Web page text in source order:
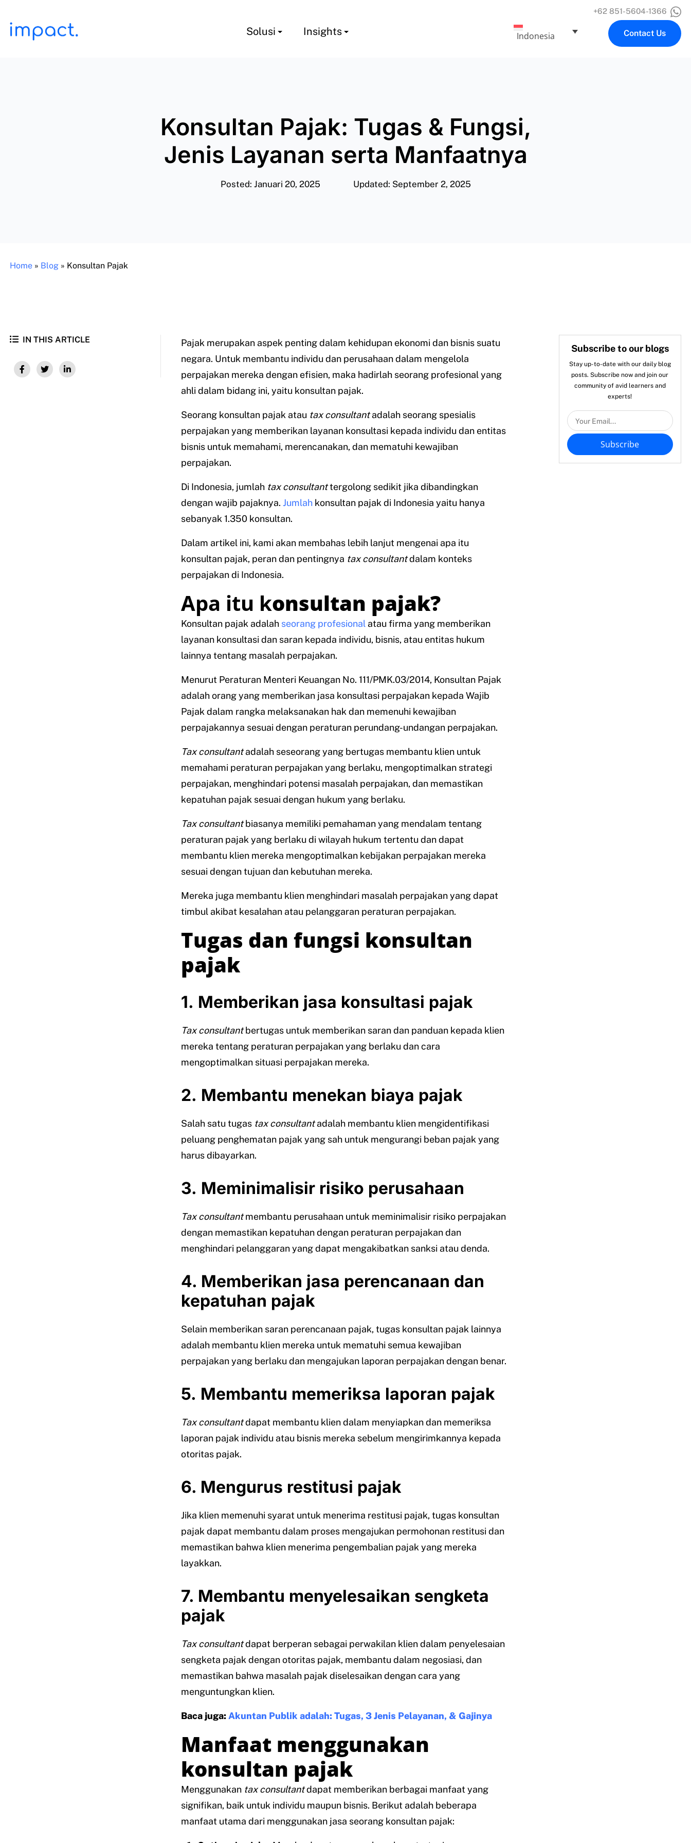
Solusi Insights Indonesia
+62 851-5604-1366
Contact Us
Konsultan Pajak: Tugas & Fungsi,
Jenis Layanan serta Manfaatnya
Posted: Januari 20, 2025 Updated: September 2, 2025
Home » Blog » Konsultan Pajak
IN THIS ARTICLE
Pajak merupakan aspek penting dalam kehidupan ekonomi dan bisnis suatu
negara. Untuk membantu individu dan perusahaan dalam mengelola
perpajakan mereka dengan efisien, maka hadirlah seorang profesional yang
ahli dalam bidang ini, yaitu konsultan pajak.
Seorang konsultan pajak atau tax consultantadalah seorang spesialis
perpajakan yang memberikan layanan konsultasi kepada individu dan entitas
bisnis untuk memahami, merencanakan, dan mematuhi kewajiban
perpajakan.
Di Indonesia, jumlah tax consultanttergolong sedikit jika dibandingkan
dengan wajib pajaknya. Jumlahkonsultan pajak di Indonesia yaitu hanya
sebanyak 1.350 konsultan.
Dalam artikel ini, kami akan membahas lebih lanjut mengenai apa itu
konsultan pajak, peran dan pentingnya tax consultantdalam konteks
perpajakan di Indonesia.
Apa itu konsultan pajak?
Konsultan pajak adalah seorang profesional atau firma yang memberikan
layanan konsultasi dan saran kepada individu, bisnis, atau entitas hukum
lainnya tentang masalah perpajakan.
Menurut Peraturan Menteri Keuangan No. 111/PMK.03/2014, Konsultan Pajak
adalah orang yang memberikan jasa konsultasi perpajakan kepada Wajib
Pajak dalam rangka melaksanakan hak dan memenuhi kewajiban
perpajakannya sesuai dengan peraturan perundang-undangan perpajakan.
Tax consultantadalah seseorang yang bertugas membantu klien untuk
memahami peraturan perpajakan yang berlaku, mengoptimalkan strategi
perpajakan, menghindari potensi masalah perpajakan, dan memastikan
kepatuhan pajak sesuai dengan hukum yang berlaku.
Tax consultantbiasanya memiliki pemahaman yang mendalam tentang
peraturan pajak yang berlaku di wilayah hukum tertentu dan dapat
membantu klien mereka mengoptimalkan kebijakan perpajakan mereka
sesuai dengan tujuan dan kebutuhan mereka.
Mereka juga membantu klien menghindari masalah perpajakan yang dapat
timbul akibat kesalahan atau pelanggaran peraturan perpajakan.
Tugas dan fungsi konsultan
pajak
1. Memberikan jasa konsultasi pajak
Tax consultantbertugas untuk memberikan saran dan panduan kepada klien
mereka tentang peraturan perpajakan yang berlaku dan cara
mengoptimalkan situasi perpajakan mereka.
2. Membantu menekan biaya pajak
Salah satu tugas tax consultantadalah membantu klien mengidentifikasi
peluang penghematan pajak yang sah untuk mengurangi beban pajak yang
harus dibayarkan.
3. Meminimalisir risiko perusahaan
Tax consultantmembantu perusahaan untuk meminimalisir risiko perpajakan
dengan memastikan kepatuhan dengan peraturan perpajakan dan
menghindari pelanggaran yang dapat mengakibatkan sanksi atau denda.
4. Memberikan jasa perencanaan dan
kepatuhan pajak
Selain memberikan saran perencanaan pajak, tugas konsultan pajak lainnya
adalah membantu klien mereka untuk mematuhi semua kewajiban
perpajakan yang berlaku dan mengajukan laporan perpajakan dengan benar.
5. Membantu memeriksa laporan pajak
Tax consultantdapat membantu klien dalam menyiapkan dan memeriksa
laporan pajak individu atau bisnis mereka sebelum mengirimkannya kepada
otoritas pajak.
6. Mengurus restitusi pajak
Jika klien memenuhi syarat untuk menerima restitusi pajak, tugas konsultan
pajak dapat membantu dalam proses mengajukan permohonan restitusi dan
memastikan bahwa klien menerima pengembalian pajak yang mereka
layakkan.
7. Membantu menyelesaikan sengketa
pajak
Tax consultantdapat berperan sebagai perwakilan klien dalam penyelesaian
sengketa pajak dengan otoritas pajak, membantu dalam negosiasi, dan
memastikan bahwa masalah pajak diselesaikan dengan cara yang
menguntungkan klien.
Baca juga: Akuntan Publik adalah: Tugas, 3 Jenis Pelayanan, & Gajinya
Manfaat menggunakan
konsultan pajak
Menggunakan tax consultantdapat memberikan berbagai manfaat yang
signifikan, baik untuk individu maupun bisnis. Berikut adalah beberapa
manfaat utama dari menggunakan jasa seorang konsultan pajak:
Subscribe to our blogs
Stay up-to-date with our daily blog
posts. Subscribe now and join our
community of avid learners and
experts!
Subscribe